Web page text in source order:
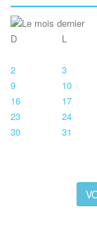
D
L
2 3
9
10
16
17
23
24
30
31